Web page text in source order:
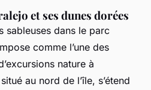
et ses dunes dorées
sableuses dans le parc
comme l’une des
nature à
au nord de l’île, s’étend